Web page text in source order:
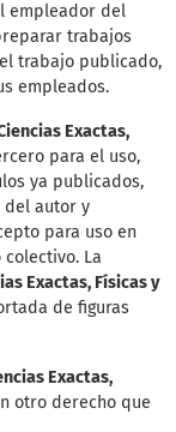
empleador del
trabajos
trabajo publicado,
empleados.
Exactas,
para el uso,
ya publicados,
del autor y
para uso en
La
Exactas, Físicas y
de figuras
Exactas,
otro derecho que